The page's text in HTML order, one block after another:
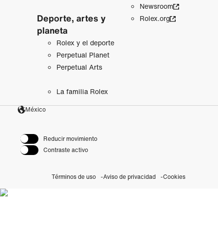
Deporte, artes y
planeta
Rolex y el deporte
Perpetual Planet
Perpetual Arts
La familia Rolex
Newsroom
Rolex.org
México
Reducir movimiento
Contraste activo
Términos de uso Aviso de privacidad Cookies